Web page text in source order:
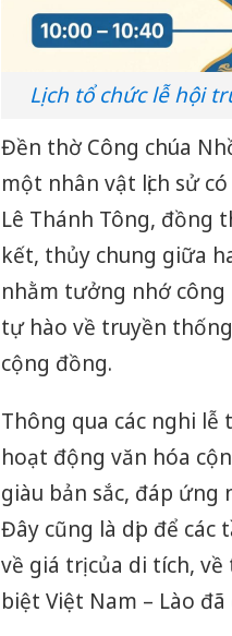
Lịch tổ chức lễ hội
Đền thờ Công chúa
một nhân vật lịch sử
Lê Thánh Tông, đồng
kết, thủy chung giữa
nhằm tưởng nhớ công
tự hào về truyền
cộng đồng.
Thông qua các nghi
hoạt động văn hóa
giàu bản sắc, đáp
Đây cũng là dịp để
về giá trị của di tích,
biệt Việt Nam – Lào